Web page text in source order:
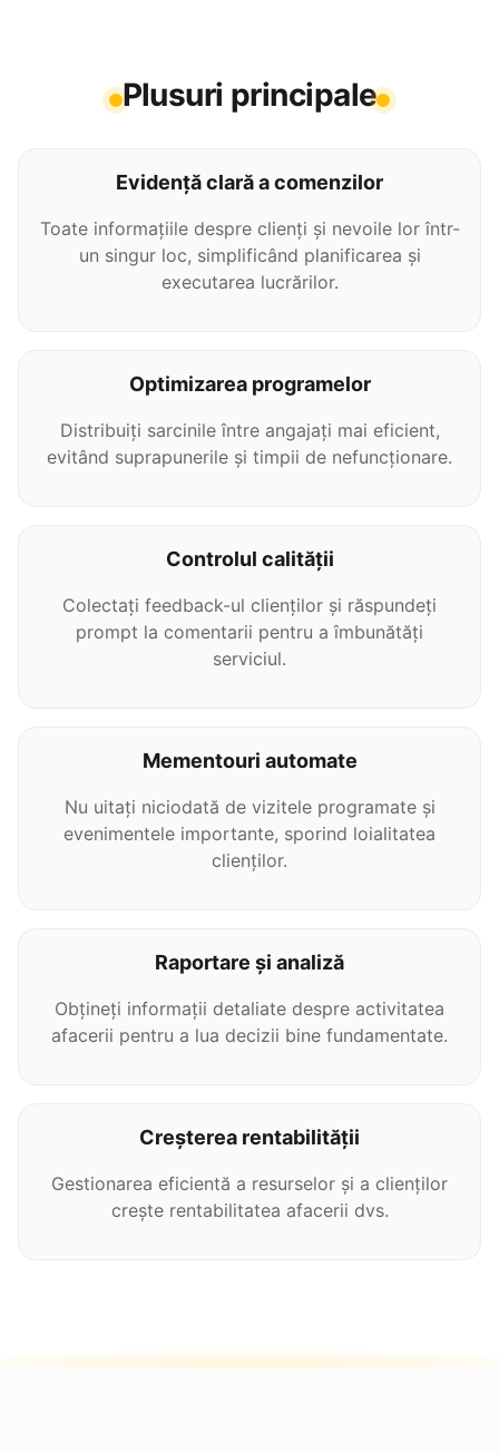
Plusuri principale
Evidență clară a comenzilor
Toate informațiile despre clienți și nevoile lor într-
un singur loc, simplificând planificarea și
executarea lucrărilor.
Optimizarea programelor
Distribuiți sarcinile între angajați mai eficient,
evitând suprapunerile și timpii de nefuncționare.
Controlul calității
Colectați feedback-ul clienților și răspundeți
prompt la comentarii pentru a îmbunătăți
serviciul.
Mementouri automate
Nu uitați niciodată de vizitele programate și
evenimentele importante, sporind loialitatea
clienților.
Raportare și analiză
Obțineți informații detaliate despre activitatea
afacerii pentru a lua decizii bine fundamentate.
Creșterea rentabilității
Gestionarea eficientă a resurselor și a clienților
crește rentabilitatea afacerii dvs.